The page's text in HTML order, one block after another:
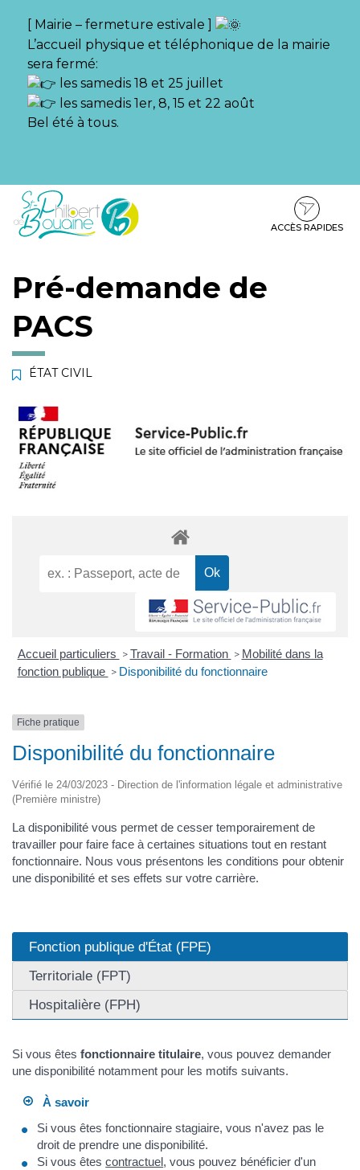
[ Mairie – fermeture estivale ]
L’accueil physique et téléphonique de la mairie
sera fermé:
les samedis 18 et 25 juillet
les samedis 1er, 8, 15 et 22 août
Bel été à tous.
Aller
Aller
contenu
Aller
pied
ACCÈS RAPIDES
Pré-demande de
PACS
ÉTAT CIVIL
Accueil particuliers > Travail - Formation > Mobilité dans la
fonction publique > Disponibilité du fonctionnaire
Fiche pratique
Disponibilité du fonctionnaire
Vérifié le 24/03/2023 - Direction de l'information légale et administrative
(Première ministre)
La disponibilité vous permet de cesser temporairement de
travailler pour faire face à certaines situations tout en restant
fonctionnaire. Nous vous présentons les conditions pour obtenir
une disponibilité et ses effets sur votre carrière.
Fonction publique d'État (FPE)
Territoriale (FPT)
Hospitalière (FPH)
Si vous êtes fonctionnaire titulaire, vous pouvez demander
une disponibilité notamment pour les motifs suivants.
À savoir
Si vous êtes fonctionnaire stagiaire, vous n'avez pas le
droit de prendre une disponibilité.
Si vous êtescontractuel, vous pouvez bénéficier d'un